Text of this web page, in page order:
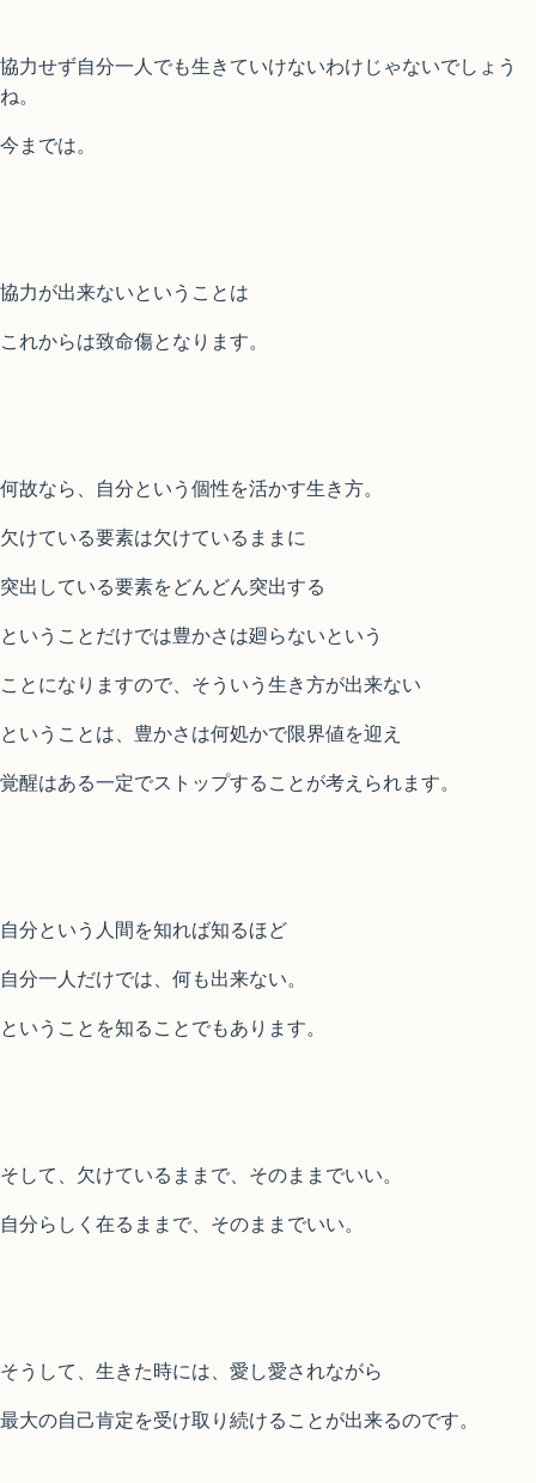
協力せず自分一人でも生きていけないわけじゃないでしょう
ね。
今までは。
協力が出来ないということは
これからは致命傷となります。
何故なら、自分という個性を活かす生き方。
欠けている要素は欠けているままに
突出している要素をどんどん突出する
ということだけでは豊かさは廻らないという
ことになりますので、そういう生き方が出来ない
ということは、豊かさは何処かで限界値を迎え
覚醒はある一定でストップすることが考えられます。
自分という人間を知れば知るほど
自分一人だけでは、何も出来ない。
ということを知ることでもあります。
そして、欠けているままで、そのままでいい。
自分らしく在るままで、そのままでいい。
そうして、生きた時には、愛し愛されながら
最大の自己肯定を受け取り続けることが出来るのです。